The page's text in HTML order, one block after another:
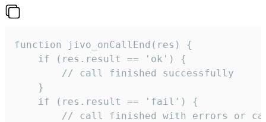
function jivo_onCallEnd(res) {
    if (res.result == 'ok') {
        // call finished successfully
    }
    if (res.result == 'fail') {
// call finished with errors or